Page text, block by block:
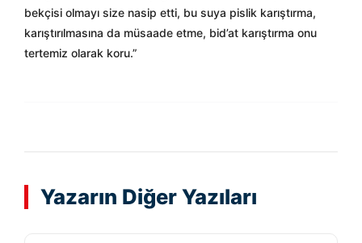
bekçisi olmayı size nasip etti, bu suya pislik karıştırma,
karıştırılmasına da müsaade etme, bid’at karıştırma onu
tertemiz olarak koru.”
Yazarın Diğer Yazıları